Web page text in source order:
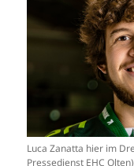
Luca Zanatta hier im
Pressedienst EHC